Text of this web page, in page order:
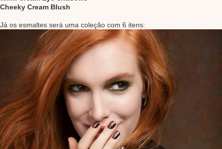
Cheeky Cream Blush
Já os esmaltes será uma coleção com 6 itens: